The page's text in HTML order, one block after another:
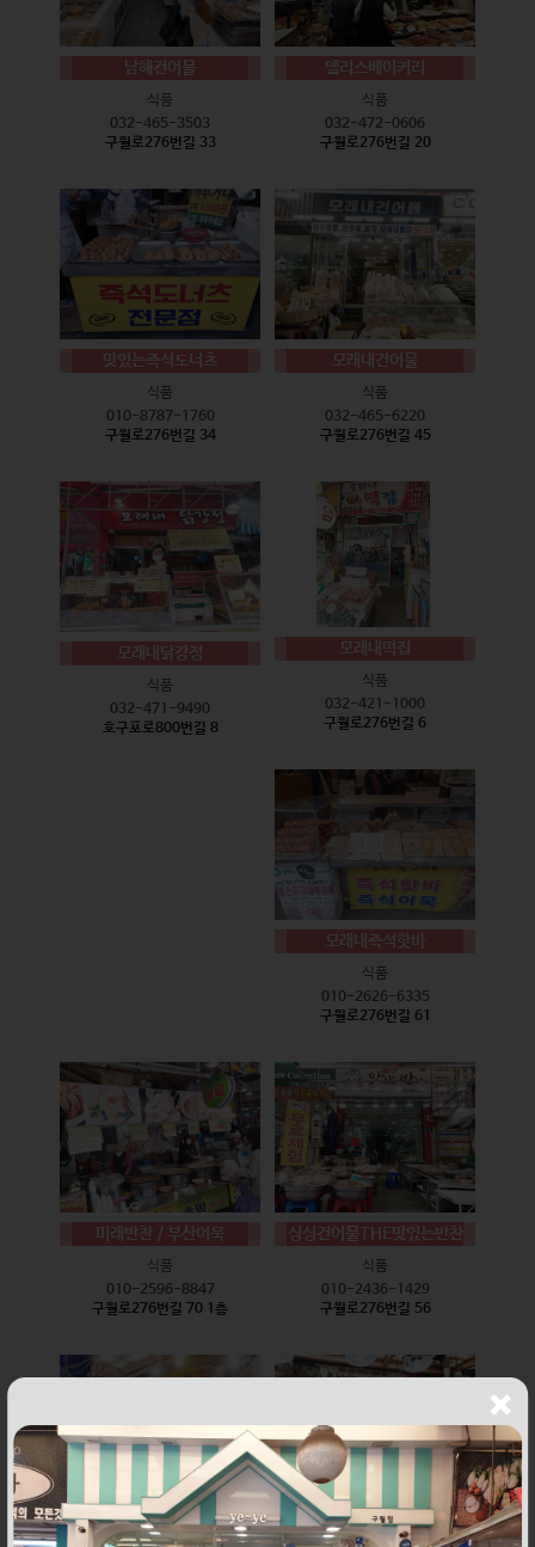
남해건어물
식품
032-465-3503
구월로276번길 33
델리스베이커리
식품
032-472-0606
구월로276번길 20
맛있는즉석도너츠
식품
010-8787-1760
구월로276번길 34
모래내건어물
식품
032-465-6220
구월로276번길 45
모래내닭강정
식품
032-471-9490
호구포로800번길 8
모래내떡집
식품
032-421-1000
구월로276번길 6
모래내즉석핫바
식품
010-2626-6335
구월로276번길 61
미래반찬 / 부산어묵
식품
010-2596-8847
구월로276번길 70 1층
싱싱건어물THE맛있는반찬
식품
010-2436-1429
구월로276번길 56
웰빙즉석손두부 윤하네건어물